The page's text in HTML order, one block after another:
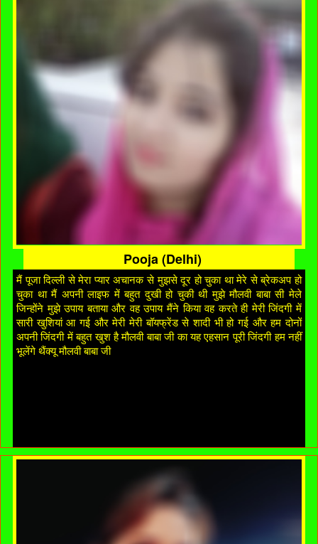
Pooja (Delhi)
मैं पूजा दिल्ली से मेरा प्यार अचानक से मुझसे दूर हो चुका था मेरे से ब्रेकअप हो
चुका था मैं अपनी लाइफ में बहुत दुखी हो चुकी थी मुझे मौलवी बाबा सी मेले
जिन्होंने मुझे उपाय बताया और वह उपाय मैंने किया वह करते ही मेरी जिंदगी में
सारी खुशियां आ गई और मेरी मेरी बॉयफ्रेंड से शादी भी हो गई और हम दोनों
अपनी जिंदगी में बहुत खुश है मौलवी बाबा जी का यह एहसान पूरी जिंदगी हम नहीं
भूलेंगे थैंक्यू मौलवी बाबा जी